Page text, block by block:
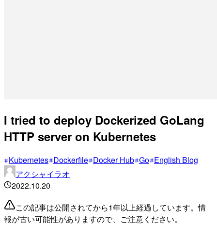
I tried to deploy Dockerized GoLang
HTTP server on Kubernetes
Kubernetes Dockerfile Docker Hub Go English Blog
アクシャイラオ
2022.10.20
この記事は公開されてから1年以上経過しています。情
報が古い可能性がありますので、ご注意ください。